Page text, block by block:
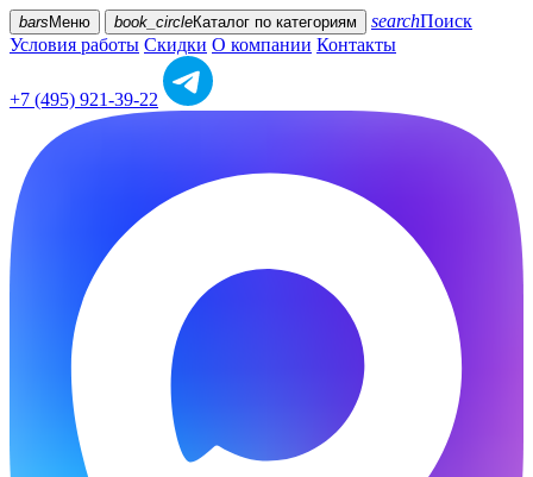
bars Меню book_circleКаталог по категориям searchПоиск
Условия работы Скидки О компании Контакты
+7 (495) 921-39-22